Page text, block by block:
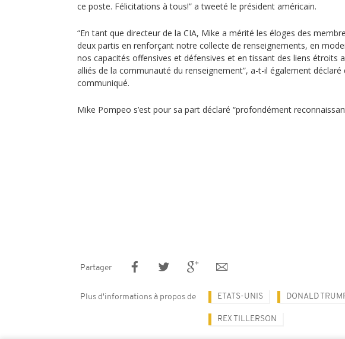
ce poste. Félicitations à tous!” a tweeté le président américain.
“En tant que directeur de la CIA, Mike a mérité les éloges des
deux partis en renforçant notre collecte de renseignements, en
nos capacités offensives et défensives et en tissant des liens étroits
alliés de la communauté du renseignement”, a-t-il également déclaré
communiqué.
Mike Pompeo s’est pour sa part déclaré “profondément
Partager
Plus d'informations à propos de ETATS-UNIS DONALD
REX TILLERSON